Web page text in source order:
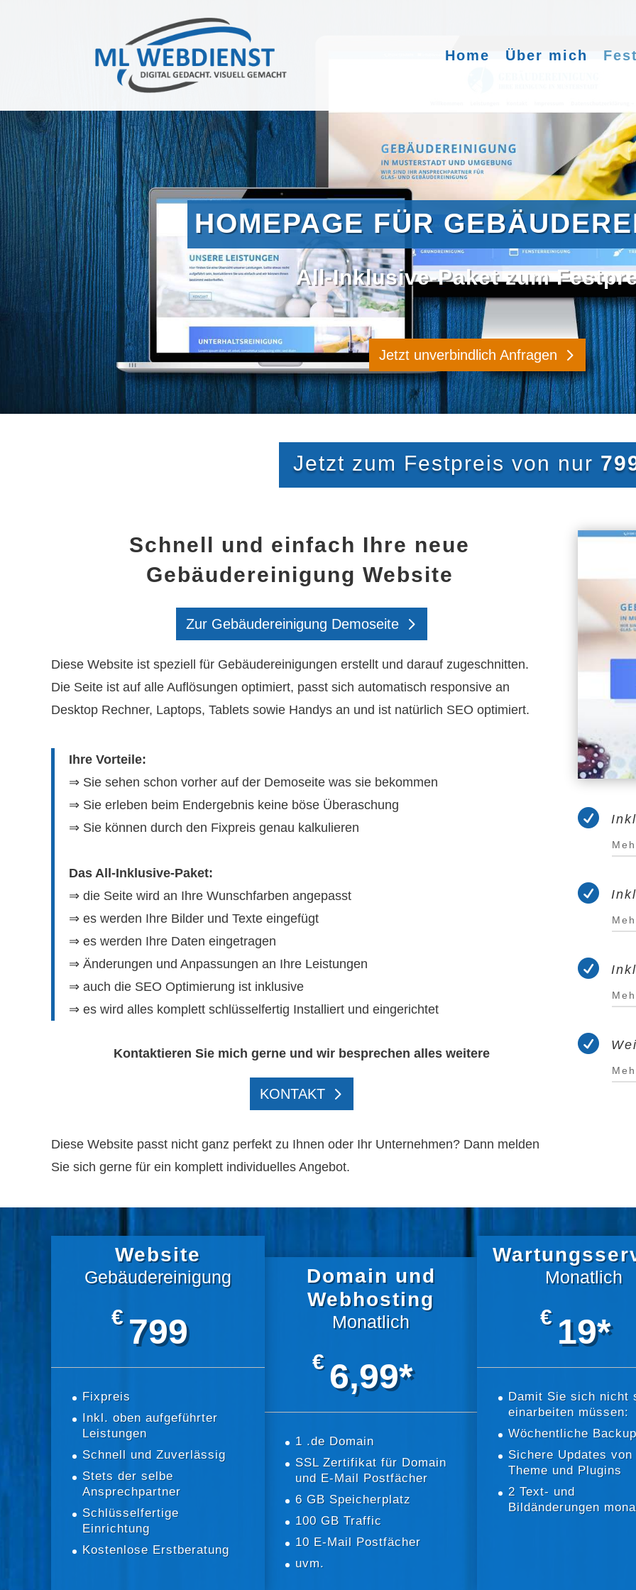
Home Über mich
HOMEPAGE FÜR
All-Inklusive-Paket zum
Jetzt unverbindlich Anfragen
Jetzt zum Festpreis von nur
Schnell und einfach Ihre neue
Gebäudereinigung Website
Zur Gebäudereinigung Demoseite
Diese Website ist speziell für Gebäudereinigungen erstellt und darauf zugeschnitten.
Die Seite ist auf alle Auflösungen optimiert, passt sich automatisch responsive an
Desktop Rechner, Laptops, Tablets sowie Handys an und ist natürlich SEO optimiert.
Ihre Vorteile:
⇒ Sie sehen schon vorher auf der Demoseite was sie bekommen
⇒ Sie erleben beim Endergebnis keine böse Überaschung
⇒ Sie können durch den Fixpreis genau kalkulieren
Das All-Inklusive-Paket:
⇒ die Seite wird an Ihre Wunschfarben angepasst
⇒ es werden Ihre Bilder und Texte eingefügt
⇒ es werden Ihre Daten eingetragen
⇒ Änderungen und Anpassungen an Ihre Leistungen
⇒ auch die SEO Optimierung ist inklusive
⇒ es wird alles komplett schlüsselfertig Installiert und eingerichtet
Kontaktieren Sie mich gerne und wir besprechen alles weitere
KONTAKT
Diese Website passt nicht ganz perfekt zu Ihnen oder Ihr Unternehmen? Dann melden
Sie sich gerne für ein komplett individuelles Angebot.




Website
Gebäudereinigung
€ 799
Fixpreis
Inkl. oben aufgeführter
Leistungen
Schnell und Zuverlässig
Stets der selbe
Ansprechpartner
Schlüsselfertige
Einrichtung
Kostenlose Erstberatung
Domain und
Webhosting
Monatlich
€ 6,99*
1 .de Domain
SSL Zertifikat für Domain
und E-Mail Postfächer
6 GB Speicherplatz
100 GB Traffic
10 E-Mail Postfächer
uvm.
Monatlich
€ 19*
Damit Sie sich nicht
einarbeiten müssen:
Wöchentliche
Sichere Updates von
Theme und Plugins
2 Text- und
Bildänderungen